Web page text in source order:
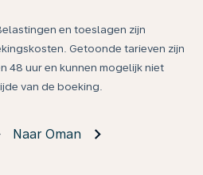
en toeslagen zijn
Getoonde tarieven zijn
48 uur en kunnen mogelijk niet
van de boeking.
Naar Oman